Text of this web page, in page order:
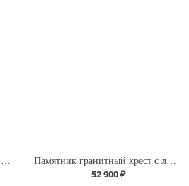
Памятник гранитный крест с лилиями
52 900 ₽